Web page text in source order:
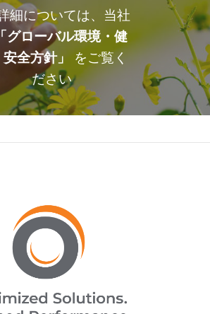
細については、当社
「グローバル環境・健
全方針」 をご覧く
ださい